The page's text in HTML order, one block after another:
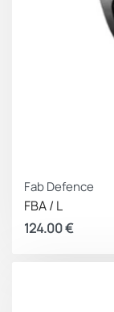
Fab Defence
FBA / L
124.00€